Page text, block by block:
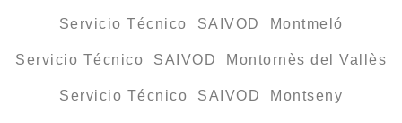
Servicio Técnico SAIVOD Montmeló
Servicio Técnico SAIVOD Montornès del Vallès
Servicio Técnico SAIVOD Montseny